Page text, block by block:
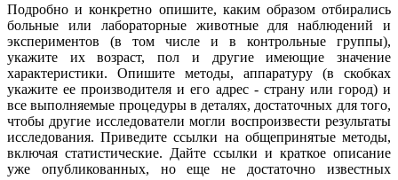
Подробно и конкретно опишите, каким образом отбирались
больные или лабораторные животные для наблюдений и
экспериментов (в том числе и в контрольные группы),
укажите их возраст, пол и другие имеющие значение
характеристики. Опишите методы, аппаратуру (в скобках
укажите ее производителя и его адрес - страну или город) и
все выполняемые процедуры в деталях, достаточных для того,
чтобы другие исследователи могли воспроизвести результаты
исследования. Приведите ссылки на общепринятые методы,
включая статистические. Дайте ссылки и краткое описание
уже опубликованных, но еще не достаточно известных